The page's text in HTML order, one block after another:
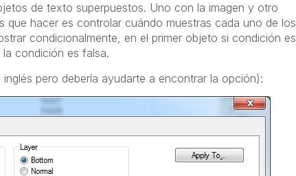
de texto superpuestos. Uno con la imagen y otro
que hacer es controlar cuándo muestras cada uno de los
condicionalmente, en el primer objeto si condición es
condición es falsa.
pero debería ayudarte a encontrar la opción):